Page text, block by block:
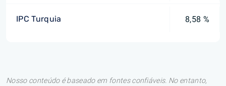
IPC Turquia 8,58 %
Nosso conteúdo é baseado em fontes confiáveis. No entanto,